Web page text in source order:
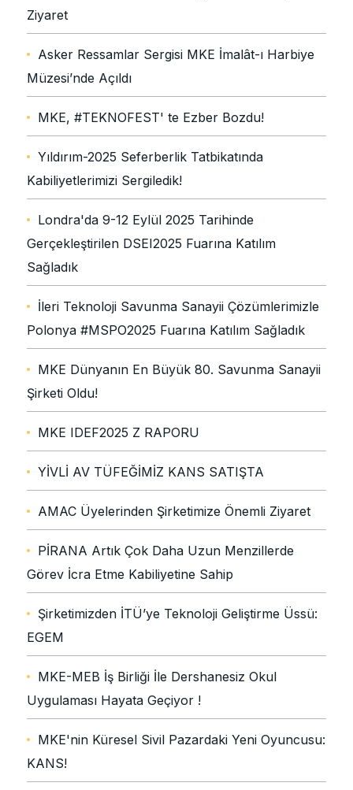
Ziyaret
Asker Ressamlar Sergisi MKE İmalât-ı Harbiye
Müzesi’nde Açıldı
MKE, #TEKNOFEST' te Ezber Bozdu!
Yıldırım-2025 Seferberlik Tatbikatında
Kabiliyetlerimizi Sergiledik!
Londra'da 9-12 Eylül 2025 Tarihinde
Gerçekleştirilen DSEI2025 Fuarına Katılım
Sağladık
İleri Teknoloji Savunma Sanayii Çözümlerimizle
Polonya #MSPO2025 Fuarına Katılım Sağladık
MKE Dünyanın En Büyük 80. Savunma Sanayii
Şirketi Oldu!
MKE IDEF2025 Z RAPORU
YİVLİ AV TÜFEĞİMİZ KANS SATIŞTA
AMAC Üyelerinden Şirketimize Önemli Ziyaret
PİRANA Artık Çok Daha Uzun Menzillerde
Görev İcra Etme Kabiliyetine Sahip
Şirketimizden İTÜ’ye Teknoloji Geliştirme Üssü:
EGEM
MKE-MEB İş Birliği İle Dershanesiz Okul
Uygulaması Hayata Geçiyor !
MKE'nin Küresel Sivil Pazardaki Yeni Oyuncusu:
KANS!